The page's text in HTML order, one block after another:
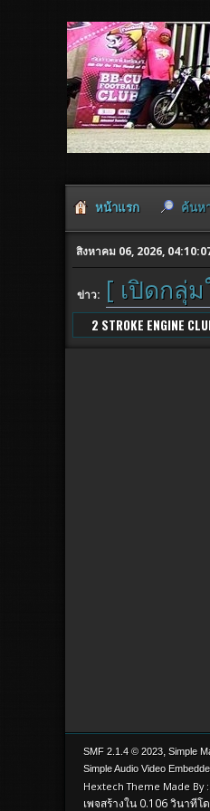
หน้าแรก ค้นห
สิงหาคม 06, 2026,
ข่าว: [ เปิดกลุ่
2 STROKE ENGINE
SMF 2.1.4 © 2023, Simple
Simple Audio Video
Hextech Theme Made By
เพจสร้างใน 0.106 วินาทีโ